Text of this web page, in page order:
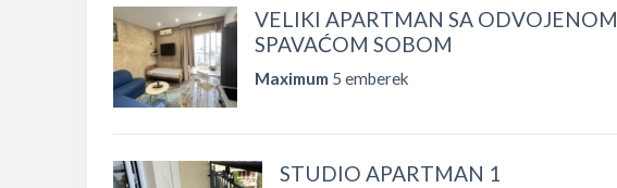
VELIKI APARTMAN SA ODVOJENOM
SPAVAĆOM SOBOM
Maximum 5 emberek
STUDIO APARTMAN 1